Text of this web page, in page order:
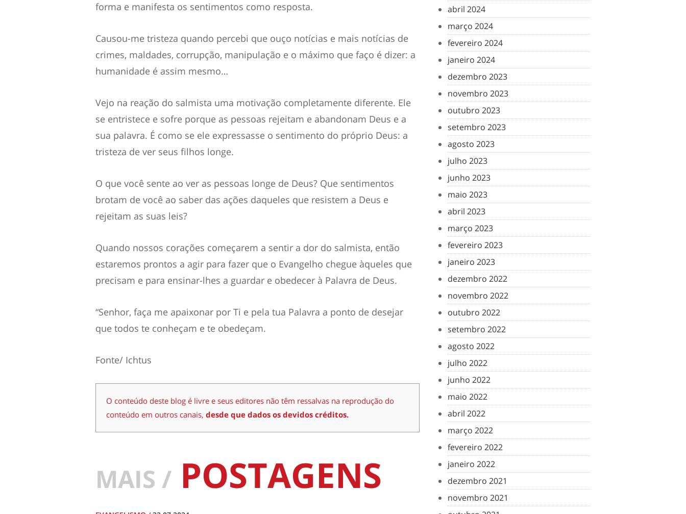
forma e manifesta os sentimentos como resposta.
Causou-me tristeza quando percebi que ouço notícias e mais notícias de
crimes, maldades, corrupção, manipulação e o máximo que faço é dizer: a
humanidade é assim mesmo…
Vejo na reação do salmista uma motivação completamente diferente. Ele
se entristece e sofre porque as pessoas rejeitam e abandonam Deus e a
sua palavra. É como se ele expressasse o sentimento do próprio Deus: a
tristeza de ver seus filhos longe.
O que você sente ao ver as pessoas longe de Deus? Que sentimentos
brotam de você ao saber das ações daqueles que resistem a Deus e
rejeitam as suas leis?
Quando nossos corações começarem a sentir a dor do salmista, então
estaremos prontos a agir para fazer que o Evangelho chegue àqueles que
precisam e para ensinar-lhes a guardar e obedecer à Palavra de Deus.
“Senhor, faça me apaixonar por Ti e pela tua Palavra a ponto de desejar
que todos te conheçam e te obedeçam.
Fonte/ Ichtus
O conteúdo deste blog é livre e seus editores não têm ressalvas na reprodução do
conteúdo em outros canais, desde que dados os devidos créditos.
MAIS / POSTAGENS
abril 2024
março 2024
fevereiro 2024
janeiro 2024
dezembro 2023
novembro 2023
outubro 2023
setembro 2023
agosto 2023
julho 2023
junho 2023
maio 2023
abril 2023
março 2023
fevereiro 2023
janeiro 2023
dezembro 2022
novembro 2022
outubro 2022
setembro 2022
agosto 2022
julho 2022
junho 2022
maio 2022
abril 2022
março 2022
fevereiro 2022
janeiro 2022
dezembro 2021
novembro 2021